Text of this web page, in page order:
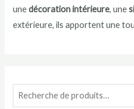
unedécoration intérieure, une
extérieure, ils apportent une